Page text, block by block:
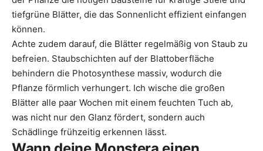
tiefgrüne Blätter, die das Sonnenlicht effizient einfangen
können.
Achte zudem darauf, die Blätter regelmäßig von Staub zu
befreien. Staubschichten auf der Blattoberfläche
behindern die Photosynthese massiv, wodurch die
Pflanze förmlich verhungert. Ich wische die großen
Blätter alle paar Wochen mit einem feuchten Tuch ab,
was nicht nur den Glanz fördert, sondern auch
Schädlinge frühzeitig erkennen lässt.